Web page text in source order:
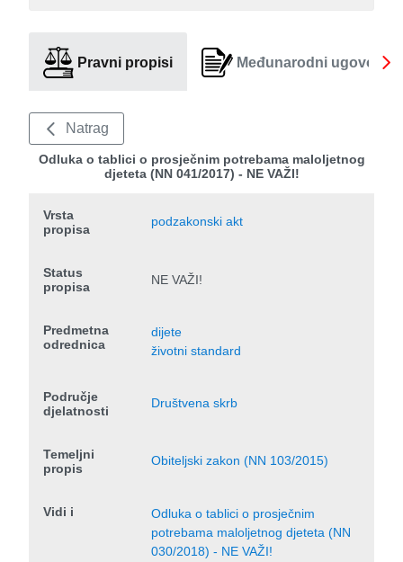
Pravni propisi Međunarodni ugovori
Natrag
Odluka o tablici o prosječnim potrebama maloljetnog
djeteta (NN 041/2017) - NE VAŽI!
Vrsta
propisa
podzakonski akt
Status
propisa
NE VAŽI!
Predmetna
odrednica
dijete
životni standard
Područje
djelatnosti
Društvena skrb
Temeljni
propis
Obiteljski zakon (NN 103/2015)
Vidi i
Odluka o tablici o prosječnim
potrebama maloljetnog djeteta (NN
030/2018) - NE VAŽI!